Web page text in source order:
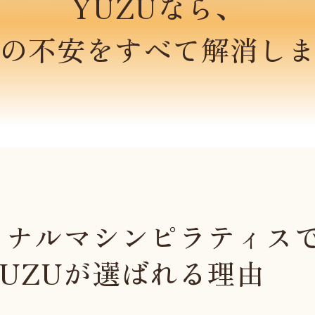
不安をすべて解消し
ルマシン ピラティス
が選ばれる理由